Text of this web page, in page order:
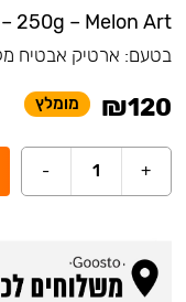
250g – Melon Art
בטעם: ארטיק אבטיח
₪120 מומלץ
+
1
-